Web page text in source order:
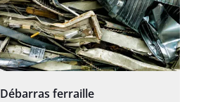
Débarras ferraille